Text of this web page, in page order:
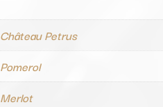
Château Petrus
Pomerol
Merlot